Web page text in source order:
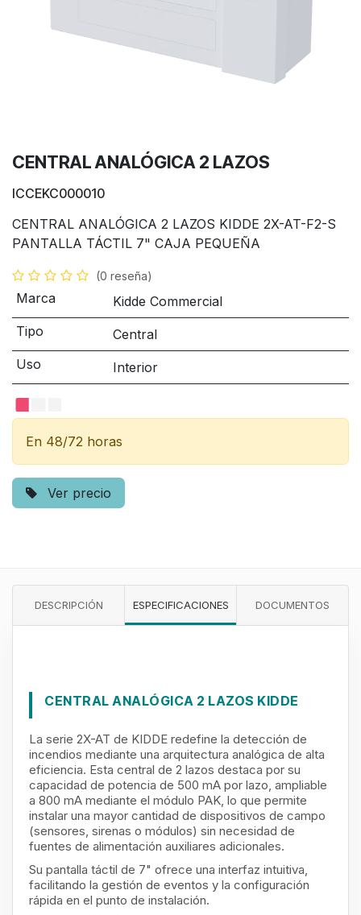
CENTRAL ANALÓGICA 2 LAZOS
ICCEKC000010
CENTRAL ANALÓGICA 2 LAZOS KIDDE 2X-AT-F2-S
PANTALLA TÁCTIL 7" CAJA PEQUEÑA
(0 reseña)
Marca
Kidde Commercial
Tipo
Central
Uso
Interior
En 48/72 horas
Ver precio
DESCRIPCIÓN ESPECIFICACIONES DOCUMENTOS
CENTRAL ANALÓGICA 2 LAZOS KIDDE
La serie 2X-AT de KIDDE redefine la detección de
incendios mediante una arquitectura analógica de alta
eficiencia. Esta central de 2 lazos destaca por su
capacidad de potencia de 500 mA por lazo, ampliable
a 800 mA mediante el módulo PAK, lo que permite
instalar una mayor cantidad de dispositivos de campo
(sensores, sirenas o módulos) sin necesidad de
fuentes de alimentación auxiliares adicionales.
Su pantalla táctil de 7" ofrece una interfaz intuitiva,
facilitando la gestión de eventos y la configuración
rápida en el punto de instalación.